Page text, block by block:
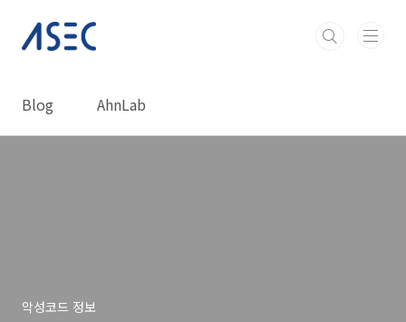
Blog AhnLab
악성코드 정보